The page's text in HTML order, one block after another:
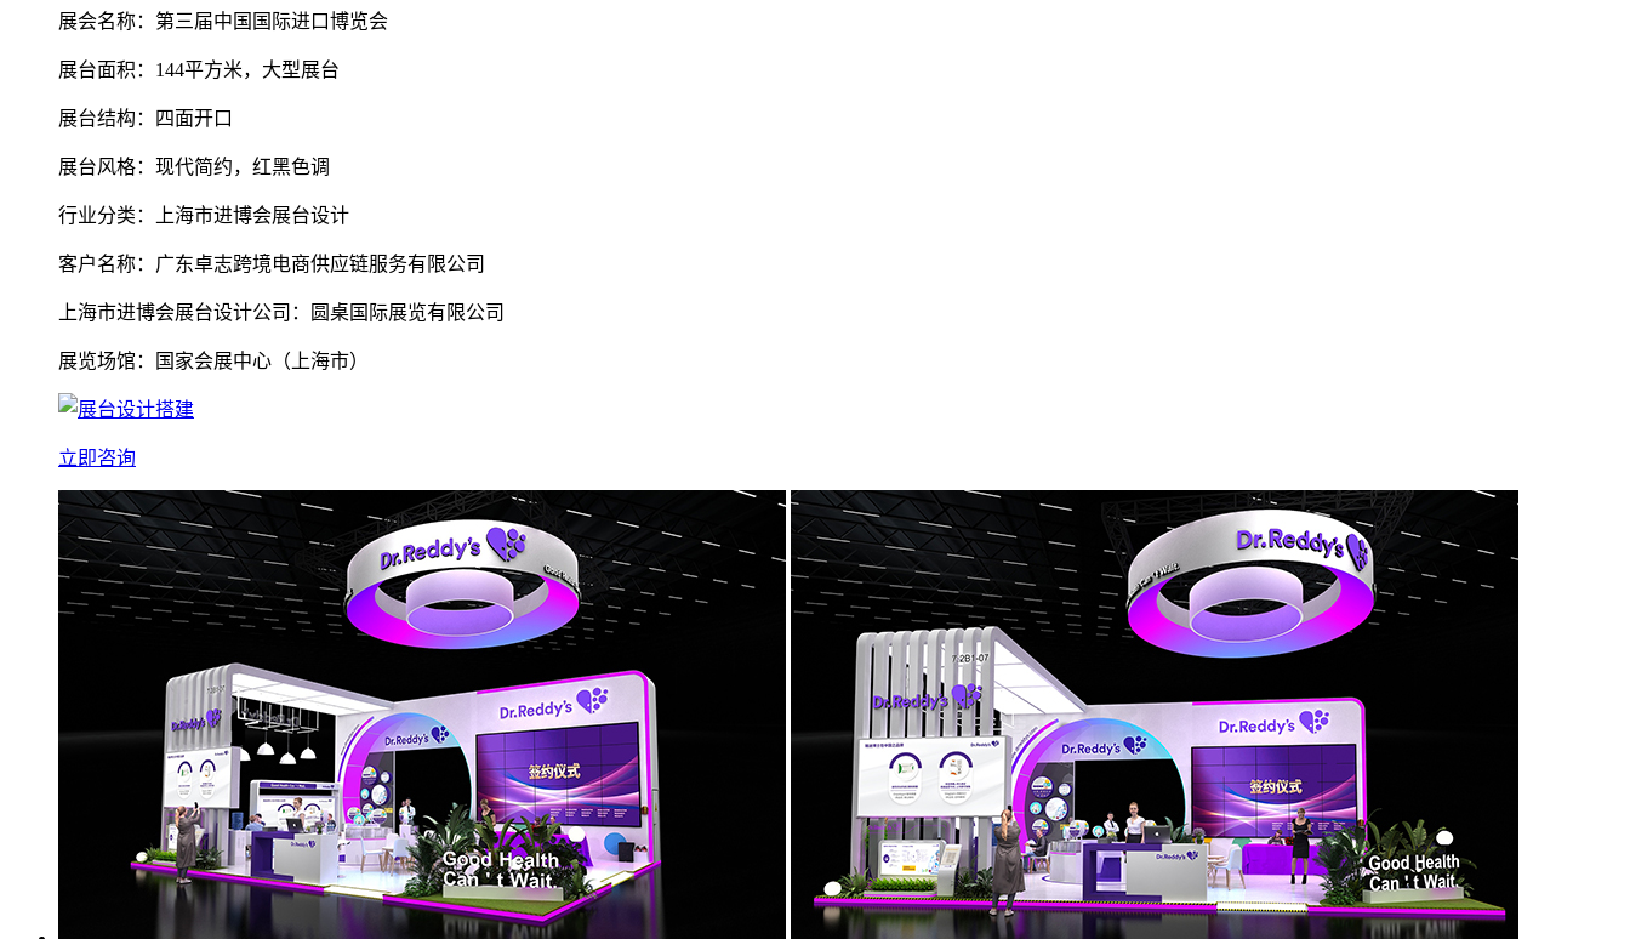
展会名称：第三届中国国际进口博览会
展台面积：144平方米，大型展台
展台结构：四面开口
展台风格：现代简约，红黑色调
行业分类：上海市进博会展台设计
客户名称：广东卓志跨境电商供应链服务有限公司
上海市进博会展台设计公司：圆桌国际展览有限公司
展览场馆：国家会展中心（上海市）
立即咨询